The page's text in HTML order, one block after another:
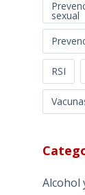
sexual
RSI
Alcohol